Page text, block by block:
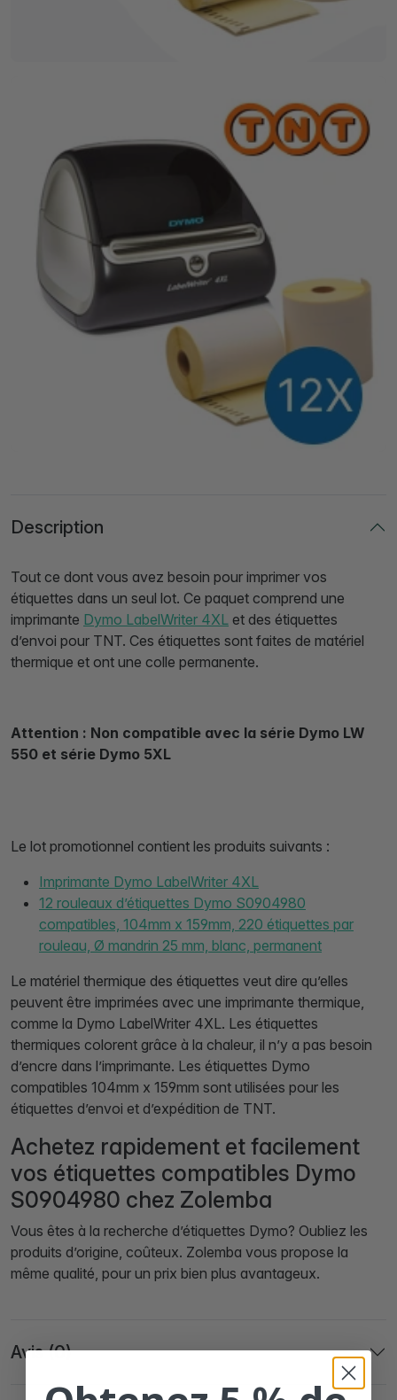
Description
Tout ce dont vous avez besoin pour imprimer vos
étiquettes dans un seul lot. Ce paquet comprend une
imprimante Dymo LabelWriter 4XL et des étiquettes
d’envoi pour TNT. Ces étiquettes sont faites de matériel
thermique et ont une colle permanente.
Attention : Non compatible avec la série Dymo LW
550 et série Dymo 5XL
Le lot promotionnel contient les produits suivants :
Imprimante Dymo LabelWriter 4XL
12 rouleaux d’étiquettes Dymo S0904980
compatibles, 104mm x 159mm, 220 étiquettes par
rouleau, Ø mandrin 25 mm, blanc, permanent
Le matériel thermique des étiquettes veut dire qu’elles
peuvent être imprimées avec une imprimante thermique,
comme la Dymo LabelWriter 4XL. Les étiquettes
thermiques colorent grâce à la chaleur, il n’y a pas besoin
d’encre dans l’imprimante. Les étiquettes Dymo
compatibles 104mm x 159mm sont utilisées pour les
étiquettes d’envoi et d’expédition de TNT.
Achetez rapidement et facilement
vos étiquettes compatibles Dymo
S0904980 chez Zolemba
Vous êtes à la recherche d’étiquettes Dymo? Oubliez les
produits d’origine, coûteux. Zolemba vous propose la
même qualité, pour un prix bien plus avantageux.
Avis (0)